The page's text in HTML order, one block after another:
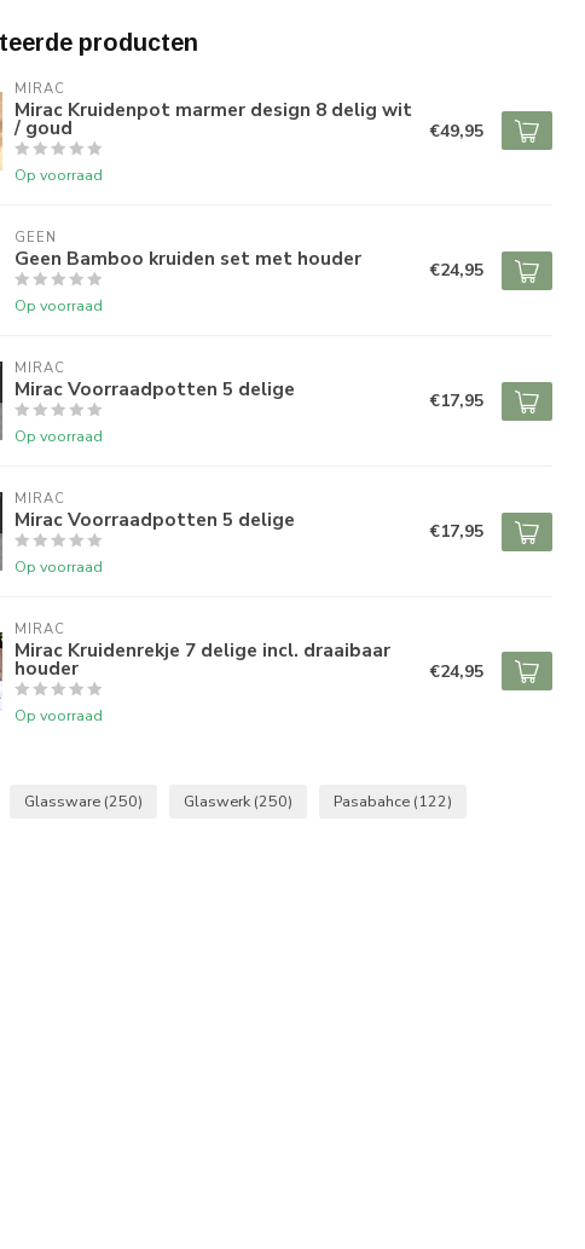
producten
MIRAC
Mirac Kruidenpot marmer design 8 delig wit
/ goud
Op voorraad
€49,95
GEEN
Geen Bamboo kruiden set met houder
Op voorraad
€24,95
MIRAC
Mirac Voorraadpotten 5 delige
Op voorraad
€17,95
MIRAC
Mirac Voorraadpotten 5 delige
Op voorraad
€17,95
MIRAC
Mirac Kruidenrekje 7 delige incl. draaibaar
houder
Op voorraad
€24,95
Glassware (250) Glaswerk (250) Pasabahce (122)